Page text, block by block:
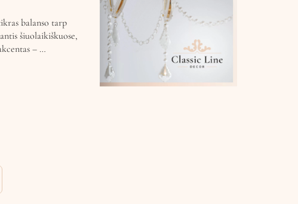
balanso tarp
šiuolaikiškuose,
– …